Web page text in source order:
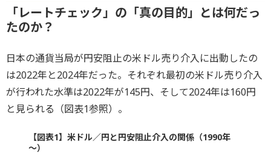
「レートチェック」の「真の目的」とは何だっ
たのか？
日本の通貨当局が円安阻止の米ドル売り介入に出動したの
は2022年と2024年だった。それぞれ最初の米ドル売り介入
が行われた水準は2022年が145円、そして2024年は160円
と見られる（図表1参照）。
【図表1】米ドル／円と円安阻止介入の関係（1990年
～）